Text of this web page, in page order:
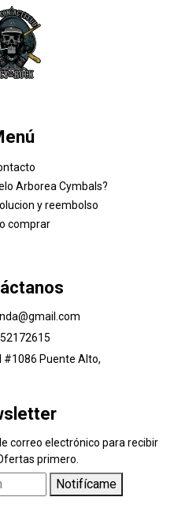
Arborea Cymbals?
y reembolso
comprar
#1086 Puente Alto,
correo electrónico para recibir
primero.
Notifícame